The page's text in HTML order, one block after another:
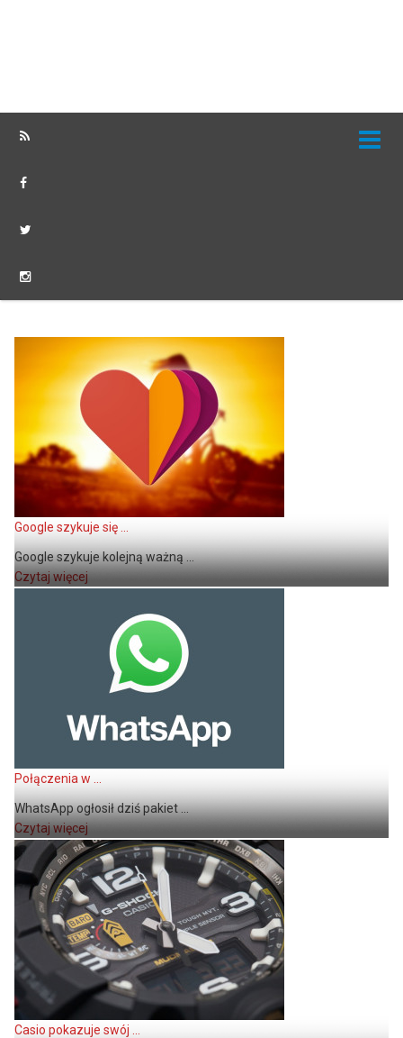
Google szykuje się ...
Google szykuje kolejną ważną ...
Czytaj więcej
Połączenia w ...
WhatsApp ogłosił dziś pakiet ...
Czytaj więcej
Casio pokazuje swój ...